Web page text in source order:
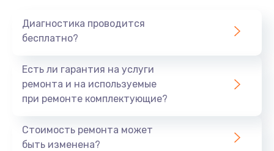
Диагностика проводится
бесплатно?
Есть ли гарантия на услуги
ремонта и на используемые
при ремонте комплектующие?
Стоимость ремонта может
быть изменена?